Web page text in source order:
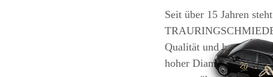
Seit über 15 Jahren
Qualität und
hoher